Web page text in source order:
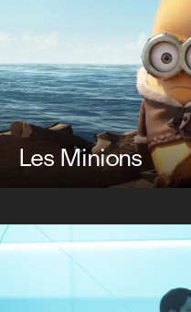
Les Minions